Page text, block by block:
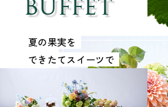
buffet
夏の果実を
できたてスイーツで